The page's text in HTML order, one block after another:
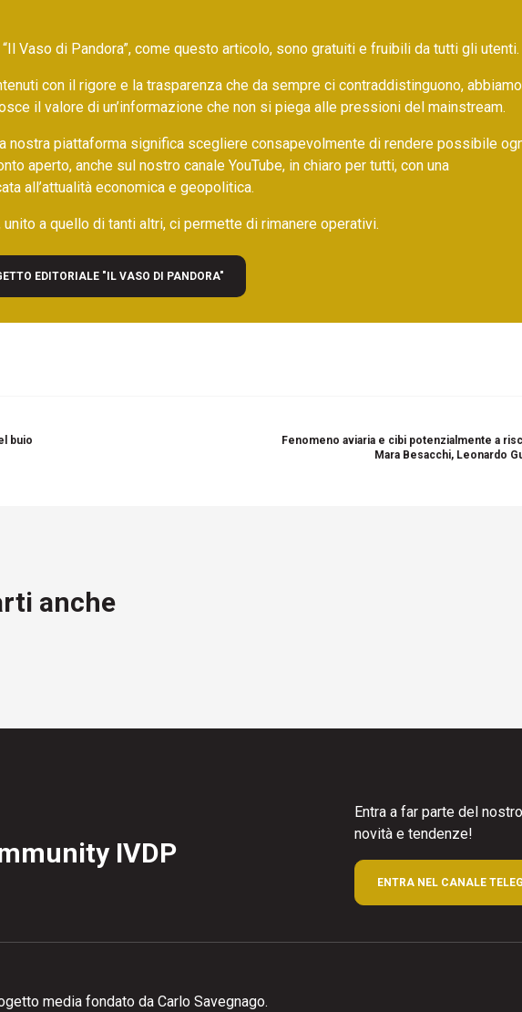
Vaso di Pandora”, come questo articolo, sono gratuiti e fruibili da tutti gli utenti.
con il rigore e la trasparenza che da sempre ci contraddistinguono, abbiamo
il valore di un’informazione che non si piega alle pressioni del mainstream.
nostra piattaforma significa scegliere consapevolmente di rendere possibile
aperto, anche sul nostro canale YouTube, in chiaro per tutti, con una
all’attualità economica e geopolitica.
a quello di tanti altri, ci permette di rimanere operativi.
EDITORIALE "IL VASO DI PANDORA"
buio
Fenomeno aviaria e cibi potenzialmente a
Mara Besacchi, Leonardo
anche
IVDP
Entra a far parte del
novità e tendenze!
ENTRA NEL CANALE
media fondato da Carlo Savegnago.